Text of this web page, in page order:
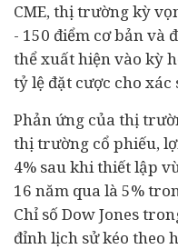
CME, thị trường kỳ
- 150 điểm cơ bản và
thể xuất hiện vào kỳ
tỷ lệ đặt cược cho xác
Phản ứng của thị
thị trường cổ phiếu,
4% sau khi thiết lập
16 năm qua là 5%
Chỉ số Dow Jones
đỉnh lịch sử kéo theo